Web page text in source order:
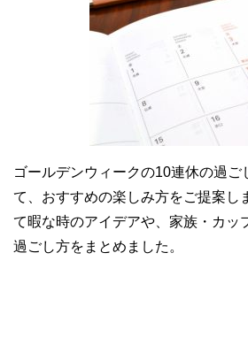
ゴールデンウィークの10連休の過ご
て、おすすめの楽しみ方をご提案し
て暇な時のアイデアや、家族・カッ
過ごし方をまとめました。